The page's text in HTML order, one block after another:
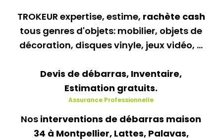
TROKEUR expertise, estime, rachète cash
tous genres d'objets: mobilier, objets de
décoration, disques vinyle, jeux vidéo, ...
Devis de débarras, Inventaire,
Estimation gratuits.
Assurance Professionnelle
Nos interventions de débarras maison
34 à Montpellier, Lattes, Palavas,